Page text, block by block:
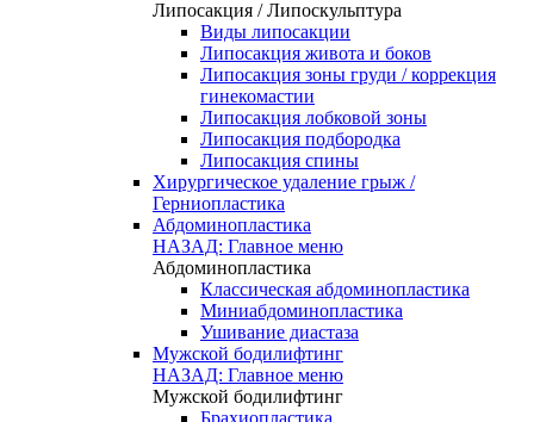
Липосакция / Липоскульптура
Виды липосакции
Липосакция живота и боков
Липосакция зоны груди / коррекция
гинекомастии
Липосакция лобковой зоны
Липосакция подбородка
Липосакция спины
Хирургическое удаление грыж /
Герниопластика
Абдоминопластика
НАЗАД: Главное меню
Абдоминопластика
Классическая абдоминопластика
Миниабдоминопластика
Ушивание диастаза
Мужской бодилифтинг
НАЗАД: Главное меню
Мужской бодилифтинг
Брахиопластика